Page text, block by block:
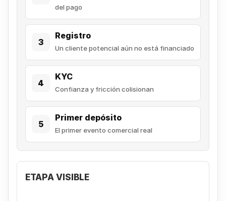
del pago
3
Registro
Un cliente potencial aún no está financiado
4
KYC
Confianza y fricción colisionan
5
Primer depósito
El primer evento comercial real
ETAPA VISIBLE